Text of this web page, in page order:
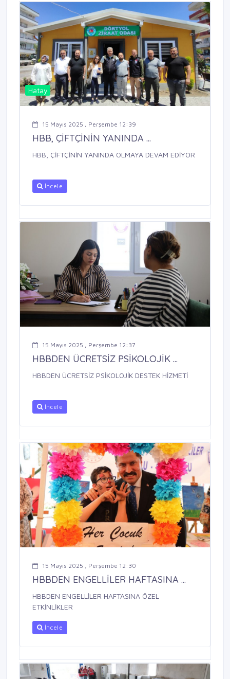
Hatay
15 Mayıs 2025 , Perşembe 12:39
HBB, ÇİFTÇİNİN YANINDA ...
HBB, ÇİFTÇİNİN YANINDA OLMAYA DEVAM EDİYOR
İncele
15 Mayıs 2025 , Perşembe 12:37
HBBDEN ÜCRETSİZ PSİKOLOJİK ...
HBBDEN ÜCRETSİZ PSİKOLOJİK DESTEK HİZMETİ
İncele
15 Mayıs 2025 , Perşembe 12:30
HBBDEN ENGELLİLER HAFTASINA ...
HBBDEN ENGELLİLER HAFTASINA ÖZEL
ETKİNLİKLER
İncele